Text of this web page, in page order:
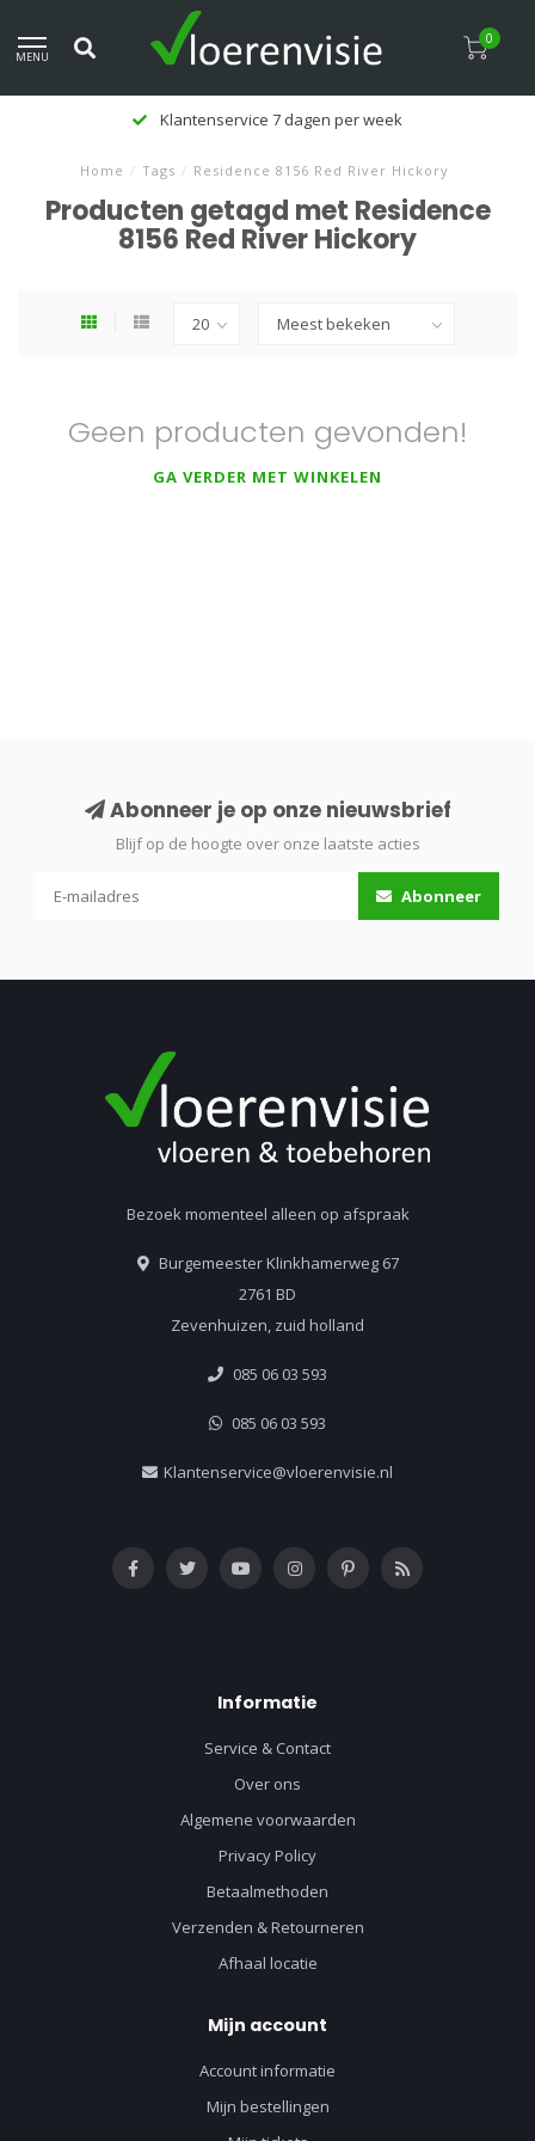
MENU
0
Klantenservice 7 dagen per week
Home / Tags / Residence 8156 Red River Hickory
Producten getagd met Residence
8156 Red River Hickory
Geen producten gevonden!
GA VERDER MET WINKELEN
Abonneer je op onze nieuwsbrief
Blijf op de hoogte over onze laatste acties
Abonneer
Bezoek momenteel alleen op afspraak
Burgemeester Klinkhamerweg 67
2761 BD
Zevenhuizen, zuid holland
085 06 03 593
085 06 03 593
Klantenservice@vloerenvisie.nl
Informatie
Service & Contact
Over ons
Algemene voorwaarden
Privacy Policy
Betaalmethoden
Verzenden & Retourneren
Afhaal locatie
Mijn account
Account informatie
Mijn bestellingen